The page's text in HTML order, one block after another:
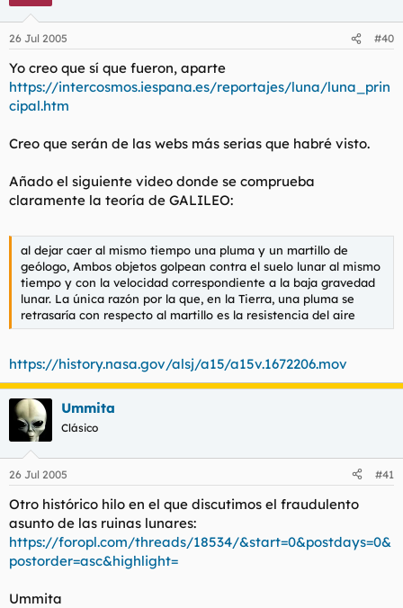
26 Jul 2005 #40
Yo creo que sí que fueron, aparte
https://intercosmos.iespana.es/reportajes/luna/luna_prin
cipal.htm
Creo que serán de las webs más serias que habré visto.
Añado el siguiente video donde se comprueba
claramente la teoría de GALILEO:
al dejar caer al mismo tiempo una pluma y un martillo de
geólogo, Ambos objetos golpean contra el suelo lunar al mismo
tiempo y con la velocidad correspondiente a la baja gravedad
lunar. La única razón por la que, en la Tierra, una pluma se
retrasaría con respecto al martillo es la resistencia del aire
https://history.nasa.gov/alsj/a15/a15v.1672206.mov
Ummita
Clásico
26 Jul 2005 #41
Otro histórico hilo en el que discutimos el fraudulento
asunto de las ruinas lunares:
https://foropl.com/threads/18534/&start=0&postdays=0&
postorder=asc&highlight=
Ummita